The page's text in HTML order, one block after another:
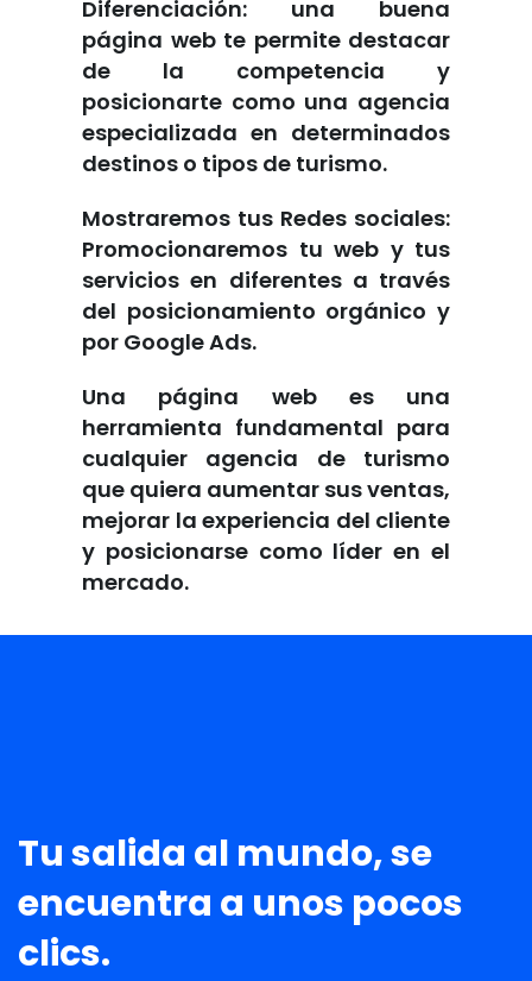
Diferenciación: una buena
página web te permite destacar
de la competencia y
posicionarte como una agencia
especializada en determinados
destinos o tipos de turismo.
Mostraremos tus Redes sociales:
Promocionaremos tu web y tus
servicios en diferentes a través
del posicionamiento orgánico y
por Google Ads.
Una página web es una
herramienta fundamental para
cualquier agencia de turismo
que quiera aumentar sus ventas,
mejorar la experiencia del cliente
y posicionarse como líder en el
mercado.
Tu salida al mundo, se
encuentra a unos pocos
clics.